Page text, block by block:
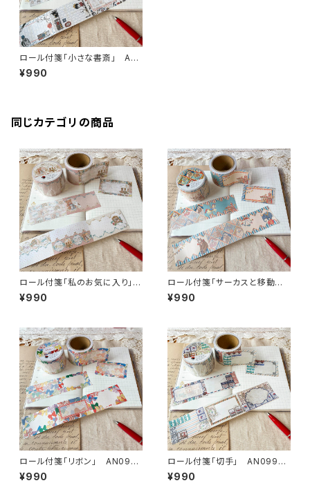
ロール付箋「小さな書斎」 AN
099-0155 付箋 手帳デコ
¥990
同じカテゴリの商品
ロール付箋「私のお気に入り」
AN099-0145 付箋 手帳デ
コ
¥990
ロール付箋「サーカスと移動遊
園地」 AN099-0147 付
箋 手帳デコ
¥990
ロール付箋「リボン」 AN099-
0126 付箋 手帳デコ
¥990
ロール付箋「切手」 AN099-0
011 付箋 手帳デコ
¥990